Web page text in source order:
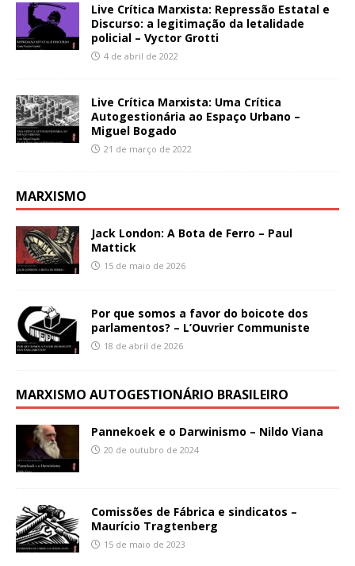
Live Crítica Marxista: Repressão Estatal e
Discurso: a legitimação da letalidade
policial – Vyctor Grotti
4 de abril de 2022
Live Crítica Marxista: Uma Crítica
Autogestionária ao Espaço Urbano –
Miguel Bogado
21 de março de 2022
MARXISMO
Jack London: A Bota de Ferro – Paul
Mattick
15 de maio de 2026
Por que somos a favor do boicote dos
parlamentos? – L’Ouvrier Communiste
18 de abril de 2026
MARXISMO AUTOGESTIONÁRIO BRASILEIRO
Pannekoek e o Darwinismo – Nildo Viana
20 de outubro de 2024
Comissões de Fábrica e sindicatos –
Maurício Tragtenberg
15 de maio de 2023